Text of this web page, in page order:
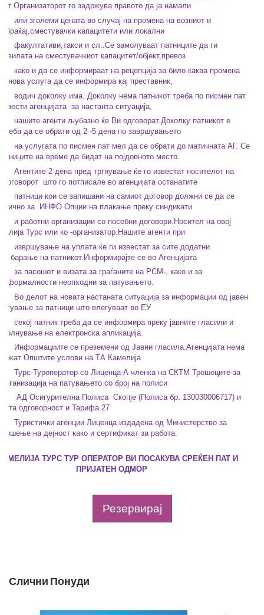
Организаторот го задржува правото да ја намали
цената во случај на промена на возниот и
капацитети или локални
и сл..Се замолуваат патниците да ги
на сместувачкиот капацитет/објект,превоз
информираат на рецепција за било каква промена
нова услуга да се информира кај преставник,
има. Доколку нема патникот треба по писмен пат
агенцијата за настанта ситуација,
љубазно ќе Ви одговорат.Доколку патникот е
да се обрати од 2 -5 дена по завршувањето
по писмен пат мел да се обрати до матичната АГ. Се
на време да бидат на појдовното место.
дена пред тргнување ќе го известат носителот на
договорот што го потписале во агенцијата останатите
се запишани на самиот договор должни се да се
лично за
ИНФО Опции на плакање преку синдикати
со посебни договори.Носител на овој
Турс или ко -организатор.Нашите агенти при
на уплата ќе ги известат за сите додатни
барање на патникот. Информирајте се во Агенцијата
и визата за граѓаните на РСМ-, како и за
формалности неопходни за патувањето.
новата настаната ситуација за информации од јавен
за патници што влегуваат во ЕУ
треба да се информира преку јавните гласили и
на електронска апликација.
се преземени од Јавни гласила.Агенцијата нема
Општите услови на ТА Камелија
со Лиценца-А членка на СКТМ Трошоците за
на патувањето со број на полиси
Полиса Скопје (Полиса бр. 130030006717) и
одговорност и Тарифа 27
агенции Лиценца издадена од Министерство за
вршење на дејност како и сертификат за работа.
ТУРС ТУР ОПЕРАТОР ВИ ПОСАКУВА СРЕЌЕН ПАТ И
ПРИЈАТЕН ОДМОР
Резервирај
Слични Понуди